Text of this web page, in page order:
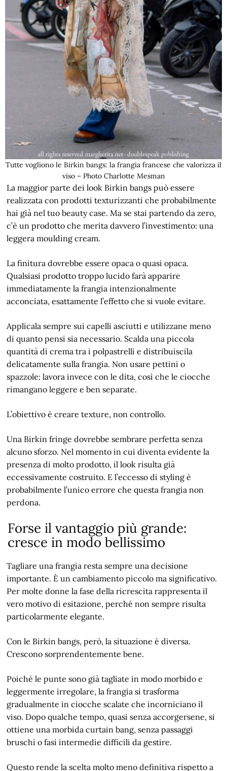
Tutte vogliono le Birkin bangs: la frangia francese che valorizza il
viso – Photo Charlotte Mesman
La maggior parte dei look Birkin bangs può essere
realizzata con prodotti texturizzanti che probabilmente
hai già nel tuo beauty case. Ma se stai partendo da zero,
c’è un prodotto che merita davvero l’investimento: una
leggera moulding cream.
La finitura dovrebbe essere opaca o quasi opaca.
Qualsiasi prodotto troppo lucido farà apparire
immediatamente la frangia intenzionalmente
acconciata, esattamente l’effetto che si vuole evitare.
Applicala sempre sui capelli asciutti e utilizzane meno
di quanto pensi sia necessario. Scalda una piccola
quantità di crema tra i polpastrelli e distribuiscila
delicatamente sulla frangia. Non usare pettini o
spazzole: lavora invece con le dita, così che le ciocche
rimangano leggere e ben separate.
L’obiettivo è creare texture, non controllo.
Una Birkin fringe dovrebbe sembrare perfetta senza
alcuno sforzo. Nel momento in cui diventa evidente la
presenza di molto prodotto, il look risulta già
eccessivamente costruito. E l’eccesso di styling è
probabilmente l’unico errore che questa frangia non
perdona.
Forse il vantaggio più grande:
cresce in modo bellissimo
Tagliare una frangia resta sempre una decisione
importante. È un cambiamento piccolo ma significativo.
Per molte donne la fase della ricrescita rappresenta il
vero motivo di esitazione, perché non sempre risulta
particolarmente elegante.
Con le Birkin bangs, però, la situazione è diversa.
Crescono sorprendentemente bene.
Poiché le punte sono già tagliate in modo morbido e
leggermente irregolare, la frangia si trasforma
gradualmente in ciocche scalate che incorniciano il
viso. Dopo qualche tempo, quasi senza accorgersene, si
ottiene una morbida curtain bang, senza passaggi
bruschi o fasi intermedie difficili da gestire.
Questo rende la scelta molto meno definitiva rispetto a